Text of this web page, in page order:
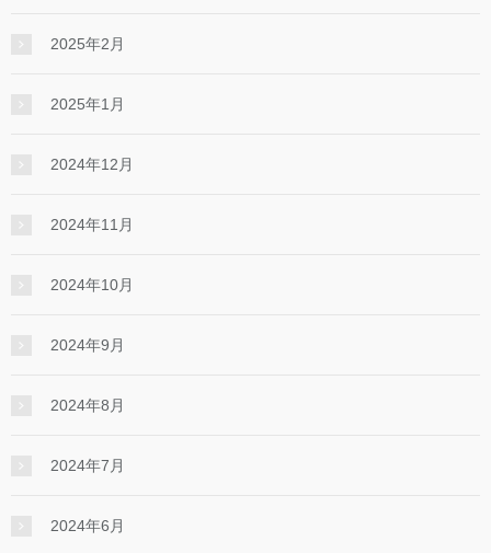
2025年2月
2025年1月
2024年12月
2024年11月
2024年10月
2024年9月
2024年8月
2024年7月
2024年6月